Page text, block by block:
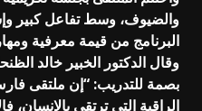
والضيوف، وسط تفاعل كبير
البرنامج من قيمة معرفية
وقال الدكتور الخبير خالد
بصمة للتدريب: “إن ملتقى
الراقية التي ترتقي بالإنسان،